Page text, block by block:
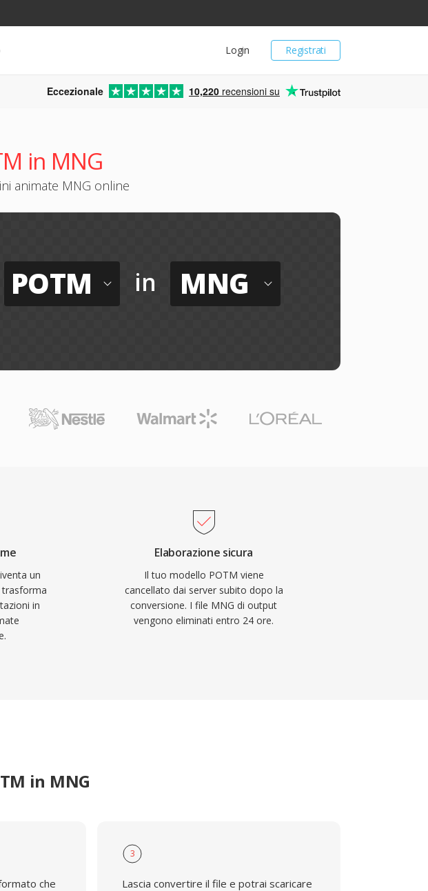
Registrati
Login
Eccezionale 10,220 recensioni su
in MNG
animate MNG online
POTM in MNG
un
in
Elaborazione sicura
Il tuo modello POTM viene
cancellato dai server subito dopo la
conversione. I file MNG di output
vengono eliminati entro 24 ore.
in MNG
che
3
Lascia convertire il file e potrai scaricare